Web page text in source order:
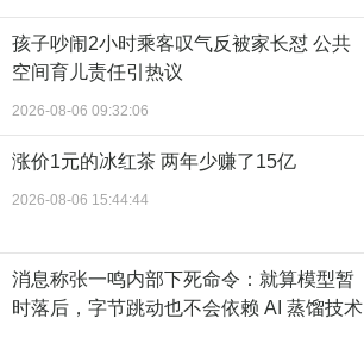
孩子吵闹2小时乘客叹气反被家长怼 公共
空间育儿责任引热议
2026-08-06 09:32:06
涨价1元的冰红茶 两年少赚了15亿
2026-08-06 15:44:44
消息称张一鸣内部下死命令：就算模型暂
时落后，字节跳动也不会依赖 AI 蒸馏技术